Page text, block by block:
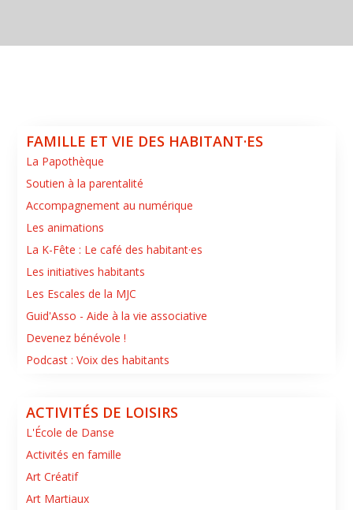
FAMILLE ET VIE DES HABITANT·ES
La Papothèque
Soutien à la parentalité
Accompagnement au numérique
Les animations
La K-Fête : Le café des habitant·es
Les initiatives habitants
Les Escales de la MJC
Guid'Asso - Aide à la vie associative
Devenez bénévole !
Podcast : Voix des habitants
ACTIVITÉS DE LOISIRS
L'École de Danse
Activités en famille
Art Créatif
Art Martiaux